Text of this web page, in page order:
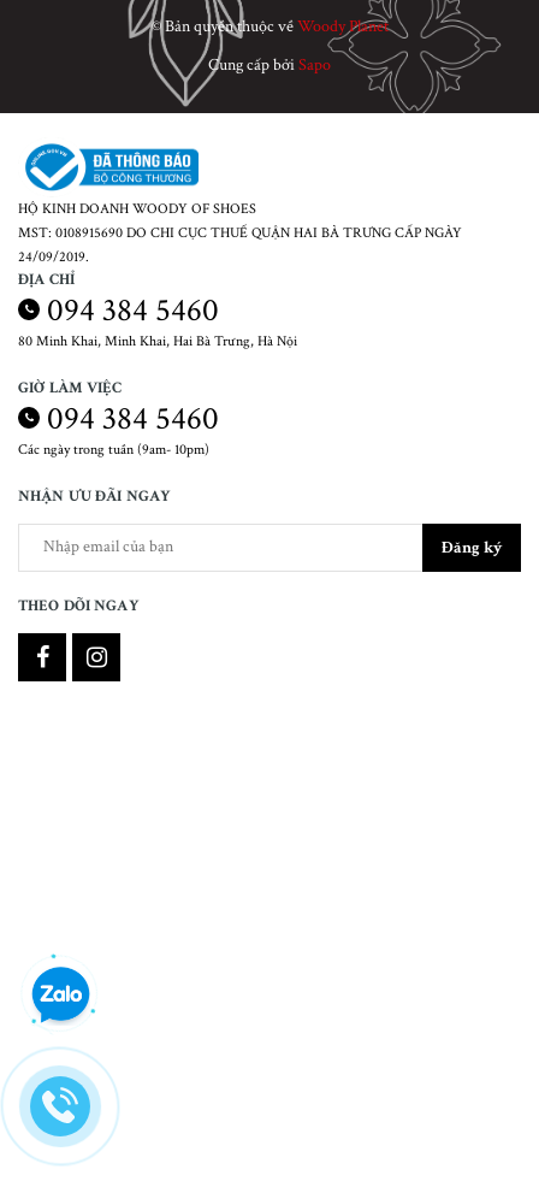
© Bản quyền thuộc vềWoody Planet
Cung cấp bởiSapo
HỘ KINH DOANH WOODY OF SHOES
MST: 0108915690 DO CHI CỤC THUẾ QUẬN HAI BÀ TRƯNG CẤP NGÀY
24/09/2019.
ĐỊA CHỈ
094 384 5460
80 Minh Khai, Minh Khai, Hai Bà Trưng, Hà Nội
GIỜ LÀM VIỆC
094 384 5460
Các ngày trong tuần (9am- 10pm)
NHẬN ƯU ĐÃI NGAY
Đăng ký
THEO DÕI NGAY